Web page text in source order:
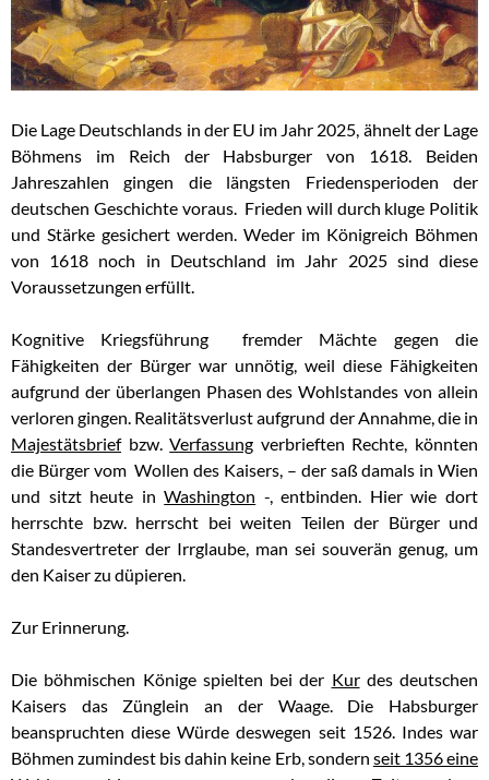
Die Lage Deutschlands in der EU im Jahr 2025, ähnelt der Lage
Böhmens im Reich der Habsburger von 1618. Beiden
Jahreszahlen gingen die längsten Friedensperioden der
deutschen Geschichte voraus. Frieden will durch kluge Politik
und Stärke gesichert werden. Weder im Königreich Böhmen
von 1618 noch in Deutschland im Jahr 2025 sind diese
Voraussetzungen erfüllt.
Kognitive Kriegsführung fremder Mächte gegen die
Fähigkeiten der Bürger war unnötig, weil diese Fähigkeiten
aufgrund der überlangen Phasen des Wohlstandes von allein
verloren gingen. Realitätsverlust aufgrund der Annahme, die in
Majestätsbriefbzw.Verfassung verbrieften Rechte, könnten
die Bürger vom Wollen des Kaisers, – der saß damals in Wien
und sitzt heute inWashington -, entbinden. Hier wie dort
herrschte bzw. herrscht bei weiten Teilen der Bürger und
Standesvertreter der Irrglaube, man sei souverän genug, um
den Kaiser zu düpieren.
Zur Erinnerung.
Die böhmischen Könige spielten bei der Kurdes deutschen
Kaisers das Zünglein an der Waage. Die Habsburger
beanspruchten diese Würde deswegen seit 1526. Indes war
Böhmen zumindest bis dahin keine Erb, sondern seit 1356 eine